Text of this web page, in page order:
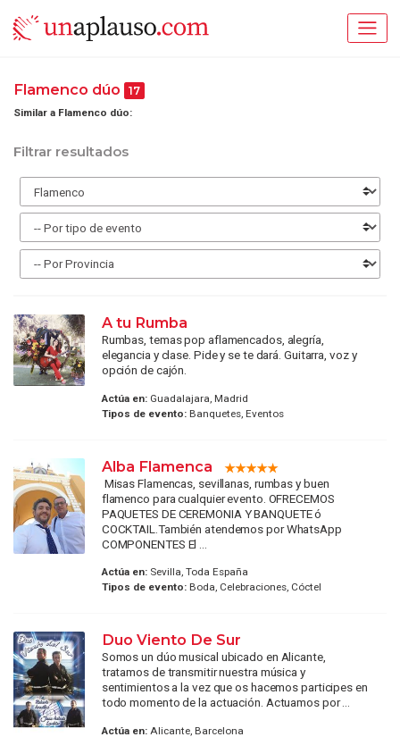
Flamenco dúo 17
Similar a Flamenco dúo:
Filtrar resultados
A tu Rumba
Rumbas, temas pop aflamencados, alegría,
elegancia y clase. Pide y se te dará. Guitarra, voz y
opción de cajón.
Actúa en:Guadalajara, Madrid
Tipos de evento:Banquetes, Eventos
Alba Flamenca
Misas Flamencas, sevillanas, rumbas y buen
flamenco para cualquier evento. OFRECEMOS
PAQUETES DE CEREMONIA Y BANQUETE ó
COCKTAIL.También atendemos por WhatsApp
COMPONENTES El ...
Actúa en:Sevilla, Toda España
Tipos de evento:Boda, Celebraciones, Cóctel
Duo Viento De Sur
Somos un dúo musical ubicado en Alicante,
tratamos de transmitir nuestra música y
sentimientos a la vez que os hacemos participes en
todo momento de la actuación. Actuamos por ...
Actúa en:Alicante, Barcelona